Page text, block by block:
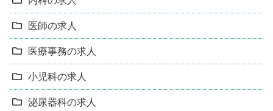
医師の求人
医療事務の求人
小児科の求人
泌尿器科の求人